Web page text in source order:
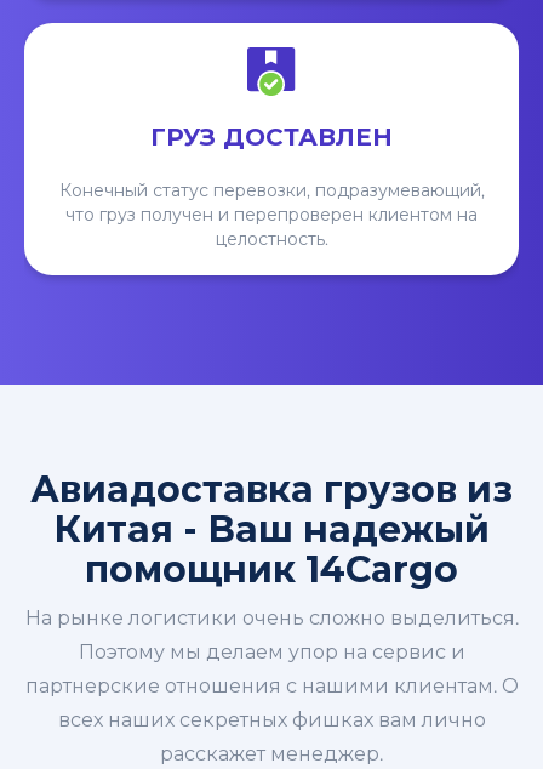
ГРУЗ ДОСТАВЛЕН
Конечный статус перевозки, подразумевающий,
что груз получен и перепроверен клиентом на
целостность.
Авиадоставка грузов из
Китая - Ваш надежый
помощник 14Cargo
На рынке логистики очень сложно выделиться.
Поэтому мы делаем упор на сервис и
партнерские отношения с нашими клиентам. О
всех наших секретных фишках вам лично
расскажет менеджер.